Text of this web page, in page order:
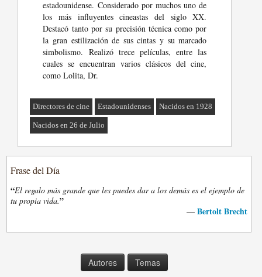
estadounidense. Considerado por muchos uno de
los más influyentes cineastas del siglo XX.
Destacó tanto por su precisión técnica como por
la gran estilización de sus cintas y su marcado
simbolismo. Realizó trece películas, entre las
cuales se encuentran varios clásicos del cine,
como Lolita, Dr.
Directores de cine Estadounidenses Nacidos en 1928
Nacidos en 26 de Julio
Frase del Día
“El regalo más grande que les puedes dar a los demás es el ejemplo de
tu propia vida.”
— Bertolt Brecht
Autores Temas